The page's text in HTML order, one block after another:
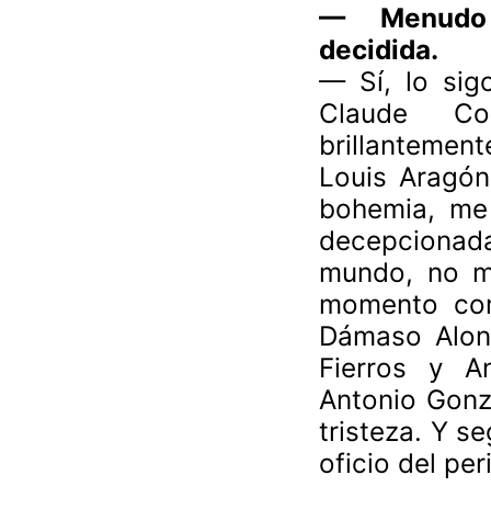
— Menudo
decidida.
— Sí, lo
Claude
Louis
bohemia,
mundo, no
momento
Dámaso
Fierros y
Antonio
tristeza. Y
oficio del